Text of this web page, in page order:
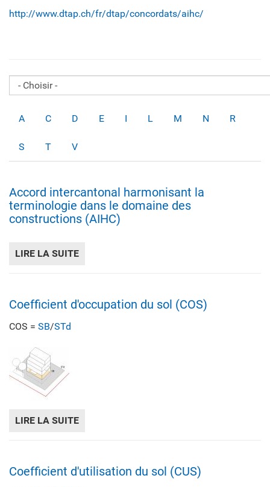
http://www.dtap.ch/fr/dtap/concordats/aihc/
A C D E I L M N R
S T V
Accord intercantonal harmonisant la
terminologie dans le domaine des
constructions (AIHC)
LIRE LA SUITE
Coefficient d'occupation du sol (COS)
COS = SB/STd
LIRE LA SUITE
Coefficient d'utilisation du sol (CUS)